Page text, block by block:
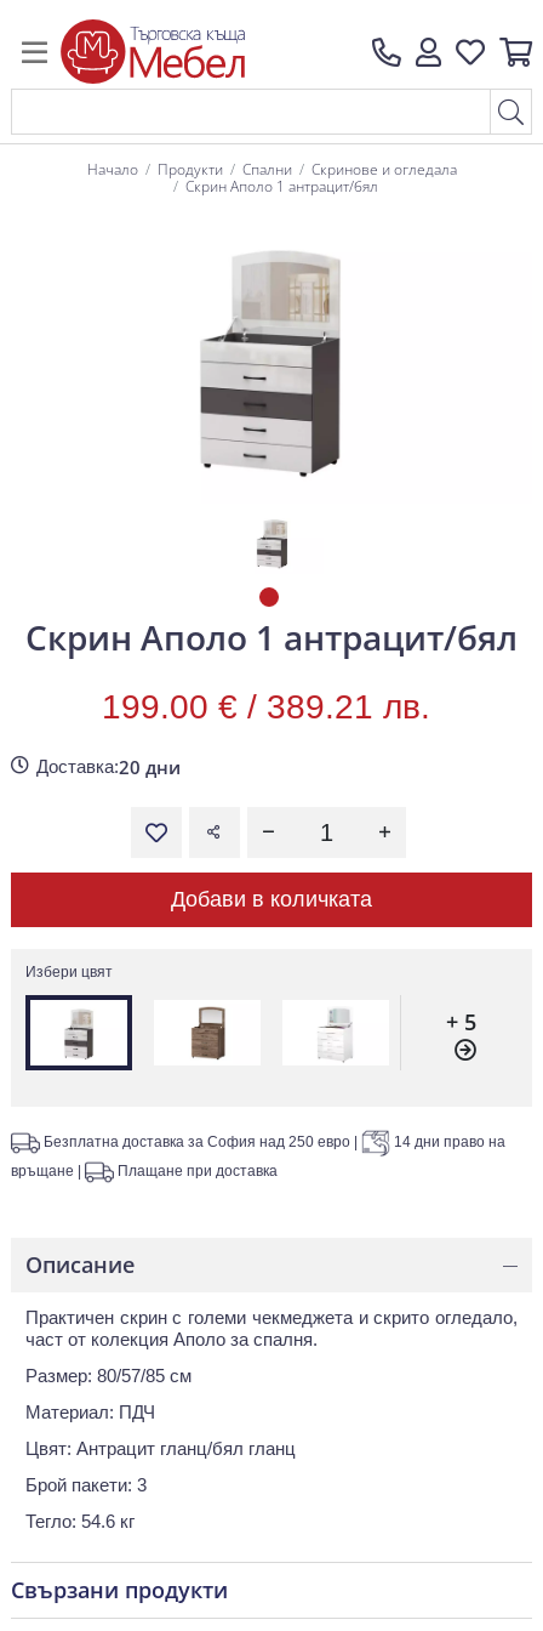
Начало Продукти Спални
Скринове и огледала
Скрин Аполо 1 антрацит/бял
Скрин Аполо 1 антрацит/бял
199.00 € / 389.21 лв.
Доставка:20 дни
Добави в количката
Избери цвят
+ 5
Безплатна доставка за София над 250 евро
14 дни право на
връщане
Плащане при доставка
Описание —
Практичен скрин с големи чекмеджета и скрито огледало,
част от колекция Аполо за спалня.
Размер: 80/57/85 см
Материал: ПДЧ
Цвят: Антрацит гланц/бял гланц
Брой пакети: 3
Тегло: 54.6 кг
Свързани продукти